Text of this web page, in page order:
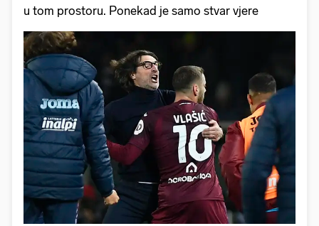
u tom prostoru. Ponekad je samo stvar vjere